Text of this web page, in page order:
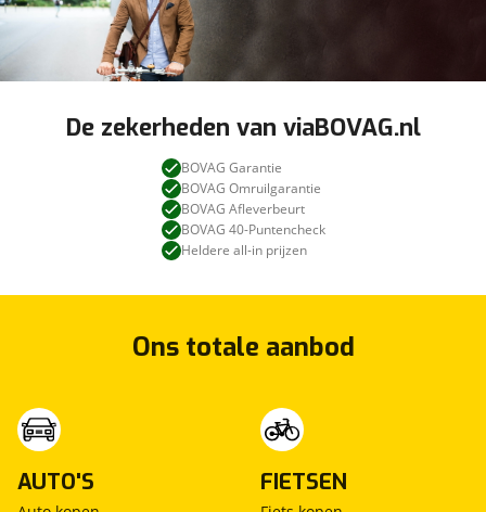
De zekerheden van viaBOVAG.nl
BOVAG Garantie
BOVAG Omruilgarantie
BOVAG Afleverbeurt
BOVAG 40-Puntencheck
Heldere all-in prijzen
Ons totale aanbod
AUTO'S FIETSEN